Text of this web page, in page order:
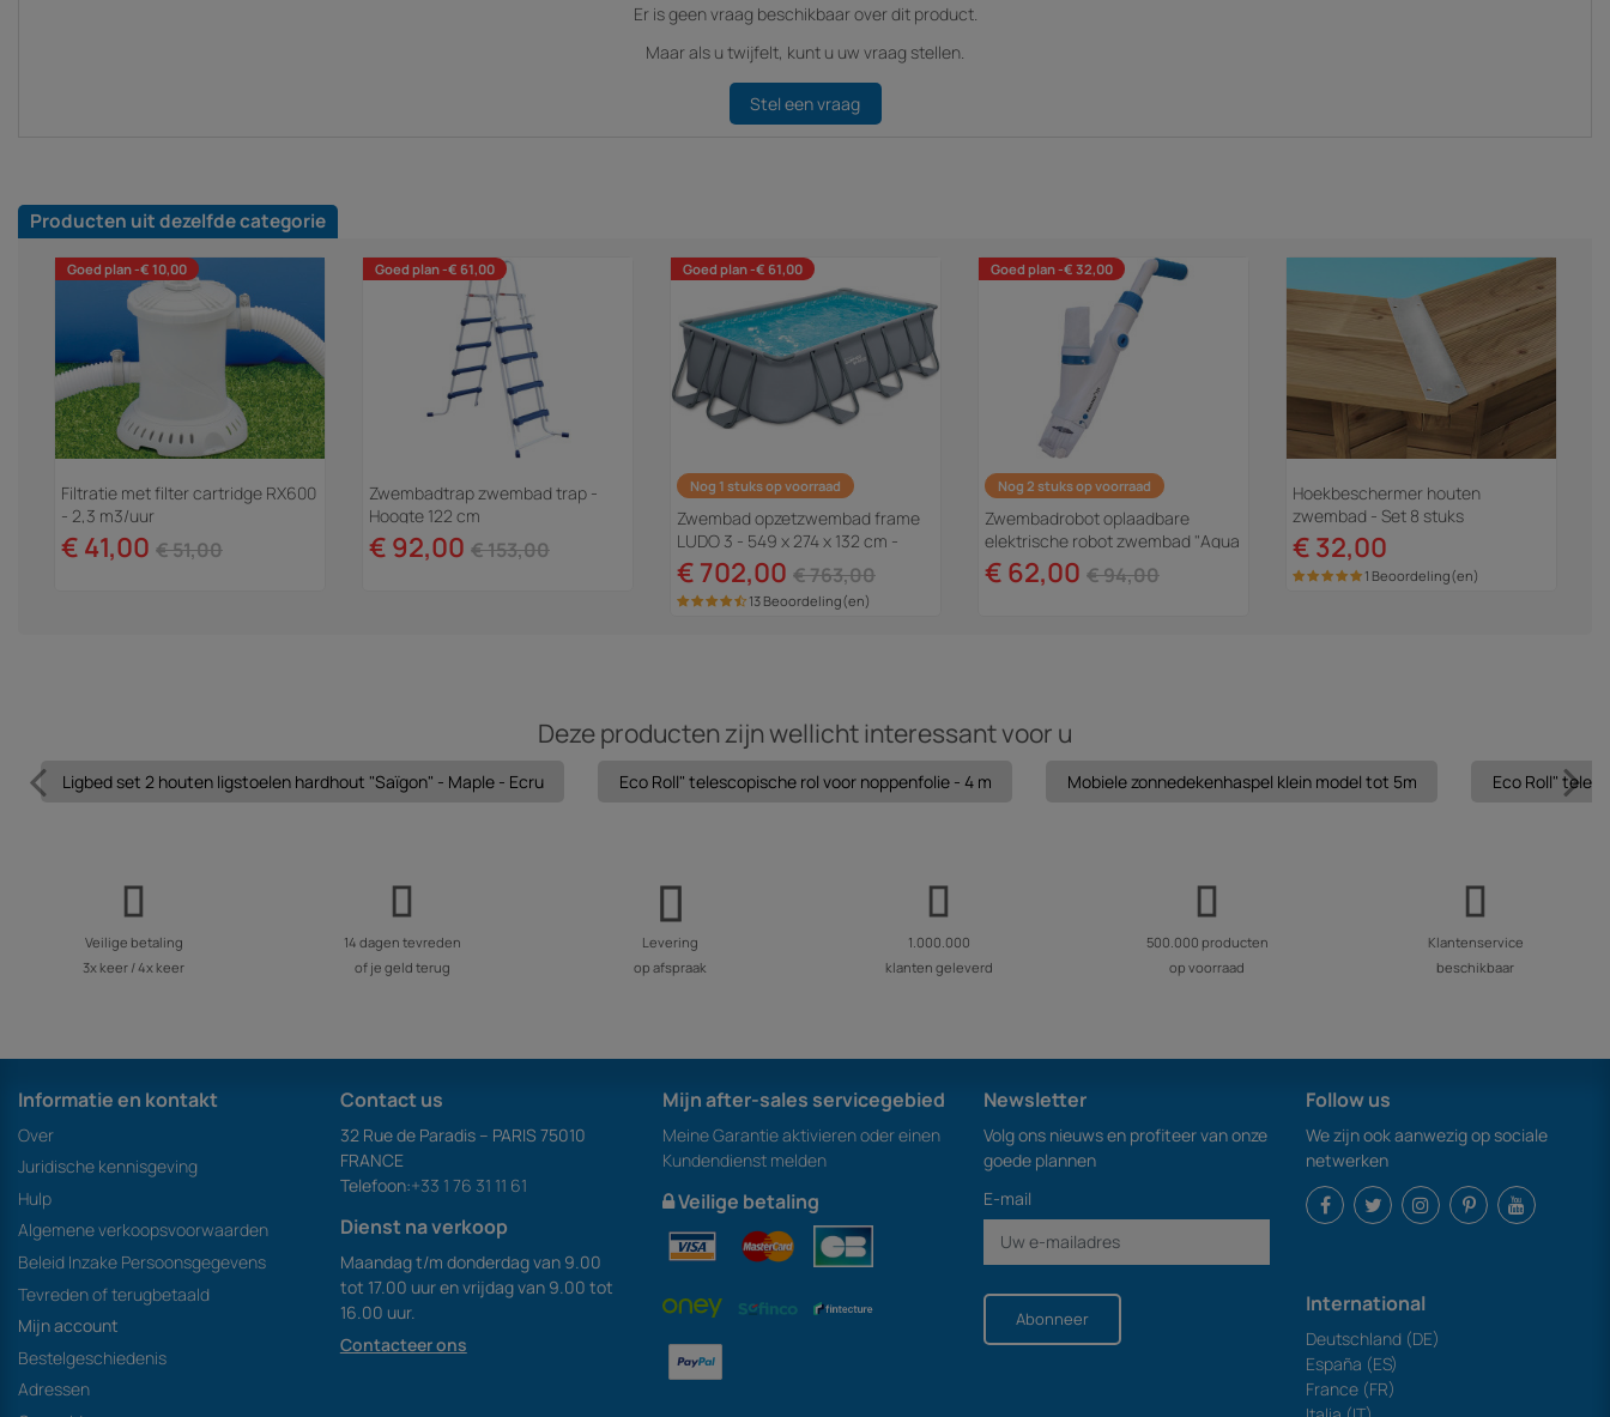
Er is geen vraag beschikbaar over dit product.
Maar als u twijfelt, kunt u uw vraag stellen.
Stel een vraag
Producten uit dezelfde categorie
Goed plan -€ 10,00
Filtratie met filter cartridge RX600
- 2,3 m3/uur
€ 41,00 € 51,00
Goed plan -€ 61,00
Zwembadtrap zwembad trap -
Hoogte 122 cm
€ 92,00 € 153,00
Goed plan -€ 61,00
Nog 1 stuks op voorraad
Zwembad opzetzwembad frame
LUDO 3 - 549 x 274 x 132 cm -
filtratie 5,29 m3/uur
€ 702,00 € 763,00
13 Beoordeling(en)
Goed plan -€ 32,00
Nog 2 stuks op voorraad
Zwembadrobot oplaadbare
elektrische robot zwembad "Aqua
Jack 100"
€ 62,00 € 94,00
Hoekbeschermer houten
zwembad - Set 8 stuks
€ 32,00
1 Beoordeling(en)
Deze producten zijn wellicht interessant voor u
Ligbed set 2 houten ligstoelen hardhout "Saïgon" - Maple - Ecru Eco Roll" telescopische rol voor noppenfolie - 4 m Mobiele zonnedekenhaspel klein model tot 5m Eco Roll"
Veilige betaling
3x keer / 4x keer
14 dagen tevreden
of je geld terug
Levering
op afspraak
1.000.000
klanten geleverd
500.000 producten
op voorraad
Klantenservice
beschikbaar
Informatie en kontakt
Over
Juridische kennisgeving
Hulp
Algemene verkoopsvoorwaarden
Beleid Inzake Persoonsgegevens
Tevreden of terugbetaald
Mijn account
Bestelgeschiedenis
Adressen
Contact us
32 Rue de Paradis – PARIS 75010
FRANCE
Telefoon:+33 1 76 31 11 61
Dienst na verkoop
Maandag t/m donderdag van 9.00
tot 17.00 uur en vrijdag van 9.00 tot
16.00 uur.
Contacteer ons
Mijn after-sales servicegebied
Meine Garantie aktivieren oder einen
Kundendienst melden
Veilige betaling
Newsletter
Volg ons nieuws en profiteer van onze
goede plannen
E-mail
Abonneer
Follow us
We zijn ook aanwezig op sociale
netwerken
International
Deutschland (DE)
España (ES)
France (FR)